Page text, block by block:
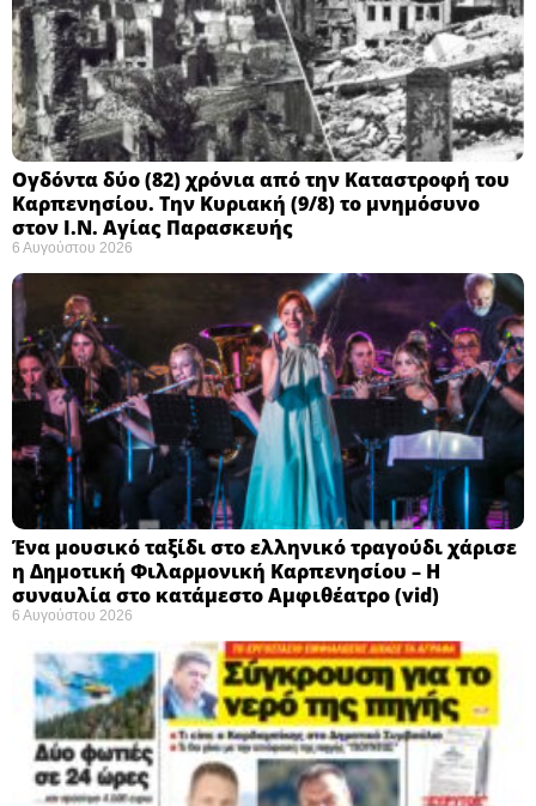
Ογδόντα δύο (82) χρόνια από την Καταστροφή του
Καρπενησίου. Την Κυριακή (9/8) το μνημόσυνο
στον Ι.Ν. Αγίας Παρασκευής
6 Αυγούστου 2026
Ένα μουσικό ταξίδι στο ελληνικό τραγούδι χάρισε
η Δημοτική Φιλαρμονική Καρπενησίου – Η
συναυλία στο κατάμεστο Αμφιθέατρο (vid)
6 Αυγούστου 2026